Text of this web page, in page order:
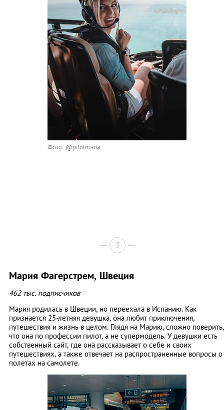
Фото: @pilotmaria
3
Мария Фагерстрем, Швеция
462 тыс. подписчиков
Мария родилась в Швеции, но переехала в Испанию. Как
признается 25-летняя девушка, она любит приключения,
путешествия и жизнь в целом. Глядя на Марию, сложно поверить,
что она по профессии пилот, а не супермодель. У девушки есть
собственный сайт, где она рассказывает о себе и своих
путешествиях, а также отвечает на распространенные вопросы о
полетах на самолете.